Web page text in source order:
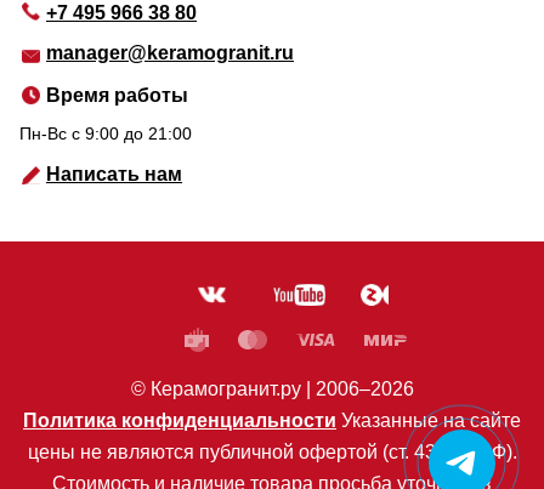
+7 495 966 38 80
manager@keramogranit.ru
Время работы
Пн-Вс c 9:00 до 21:00
Написать нам
© Керамогранит.ру | 2006–2026
Политика конфиденциальности Указанные на сайте
цены не являются публичной офертой (ст. 435 ГК РФ).
Стоимость и наличие товара просьба уточнять в